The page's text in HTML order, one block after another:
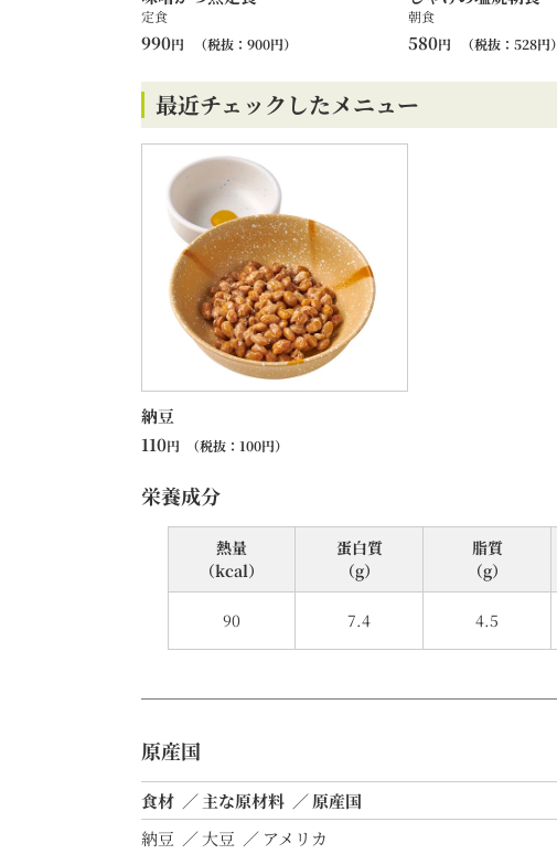
定食
990円 （税抜： 900円）
朝食
580円 （税抜： 528円）
最近チェックしたメニュー
納豆
110円 （税抜： 100円）
栄養成分
熱量
（kcal）
90
蛋⽩質
（g）
7.4
脂質
（g）
4.5
原産国
食材 主な原材料
原産国
納豆
大豆 アメリカ